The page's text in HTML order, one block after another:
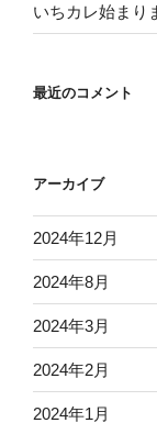
いちカレ始まり
最近のコメント
アーカイブ
2024年12月
2024年8月
2024年3月
2024年2月
2024年1月